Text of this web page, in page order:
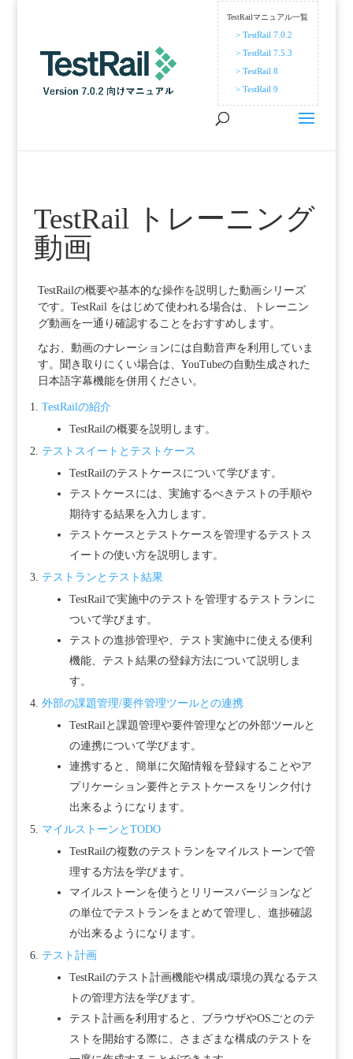
TestRailマニュアル一覧
> TestRail 7.0.2
> TestRail 7.5.3
> TestRail 8
> TestRail 9
TestRail トレーニング
動画
TestRailの概要や基本的な操作を説明した動画シリーズ
です。TestRail をはじめて使われる場合は、トレーニン
グ動画を一通り確認することをおすすめします。
なお、動画のナレーションには自動音声を利用していま
す。聞き取りにくい場合は、YouTubeの自動生成された
日本語字幕機能を併用ください。
TestRailの紹介
TestRailの概要を説明します。
テストスイートとテストケース
TestRailのテストケースについて学びます。
テストケースには、実施するべきテストの手順や
期待する結果を入力します。
テストケースとテストケースを管理するテストス
イートの使い方を説明します。
テストランとテスト結果
TestRailで実施中のテストを管理するテストランに
ついて学びます。
テストの進捗管理や、テスト実施中に使える便利
機能、テスト結果の登録方法について説明しま
す。
外部の課題管理/要件管理ツールとの連携
TestRailと課題管理や要件管理などの外部ツールと
の連携について学びます。
連携すると、簡単に欠陥情報を登録することやア
プリケーション要件とテストケースをリンク付け
出来るようになります。
マイルストーンとTODO
TestRailの複数のテストランをマイルストーンで管
理する方法を学びます。
マイルストーンを使うとリリースバージョンなど
の単位でテストランをまとめて管理し、進捗確認
が出来るようになります。
テスト計画
TestRailのテスト計画機能や構成/環境の異なるテス
トの管理方法を学びます。
テスト計画を利用すると、ブラウザやOSごとのテ
ストを開始する際に、さまざまな構成のテストを